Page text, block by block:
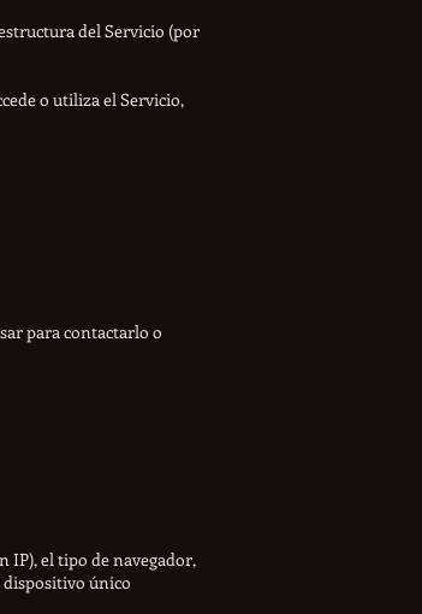
del Servicio (por
o utiliza el Servicio,
para contactarlo o
el tipo de navegador,
dispositivo único